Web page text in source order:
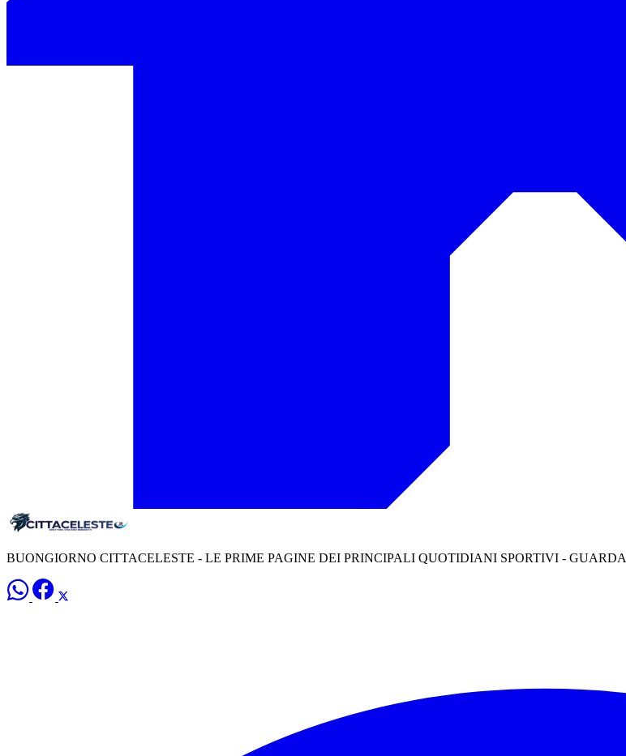
BUONGIORNO CITTACELESTE - LE PRIME PAGINE DEI PRINCIPALI QUOTIDIANI SPORTIVI - GUARDA